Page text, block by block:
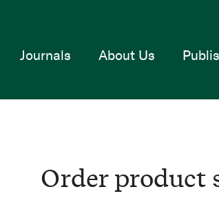
Journals About Us
Order product